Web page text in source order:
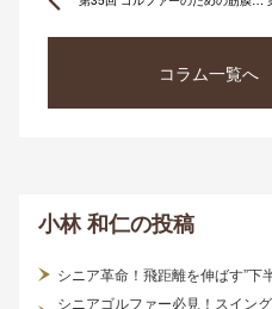
コラム一覧へ
小林 和仁の投稿
シニア革命！飛距離を伸ばす”下
シニアゴルファー必見！スイン